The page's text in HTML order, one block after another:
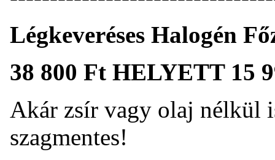
Légkeveréses Halogén
38 800 Ft HELYETT 15
Akár zsír vagy olaj nélkül
szagmentes!